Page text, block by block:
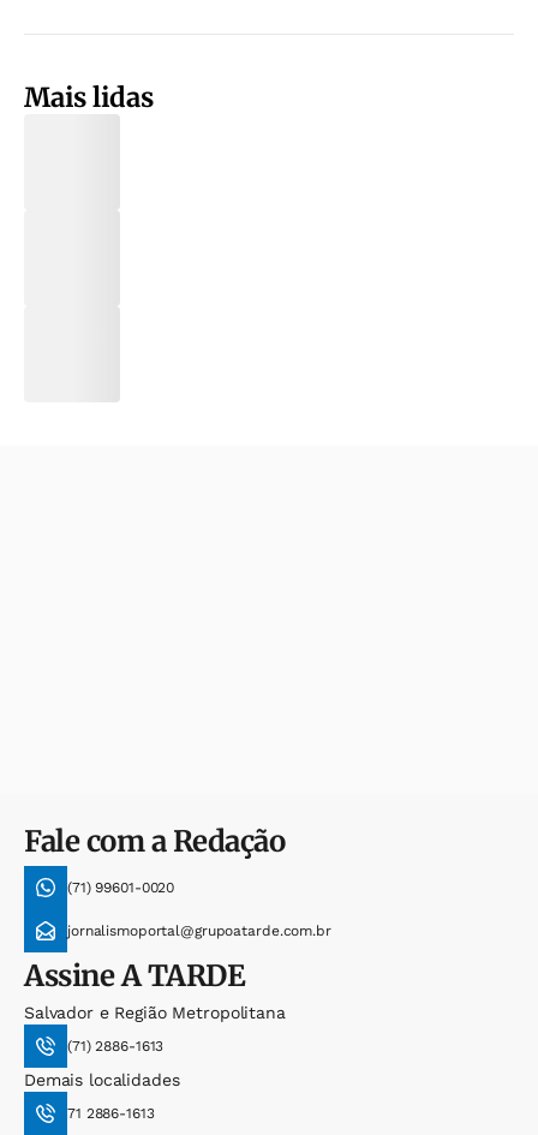
Mais lidas
Fale com a Redação
(71) 99601-0020
jornalismoportal@grupoatarde.com.br
AssineA TARDE
Salvador e Região Metropolitana
(71) 2886-1613
Demais localidades
71 2886-1613